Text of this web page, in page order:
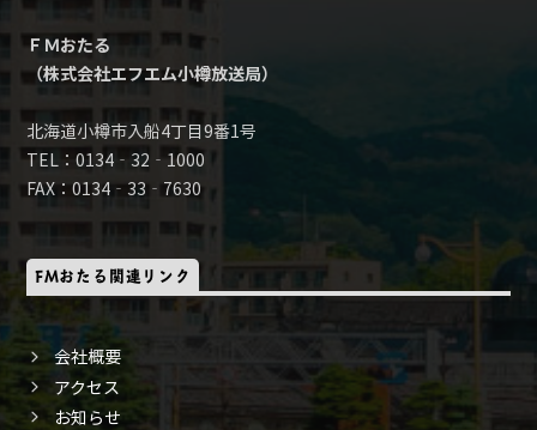
ＦＭおたる
（株式会社エフエム小樽放送局）
北海道小樽市入船4丁目9番1号
TEL：0134‐32‐1000
FAX：0134‐33‐7630
FMおたる関連リンク
会社概要
アクセス
お知らせ